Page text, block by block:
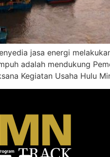
jasa energi
adalah mendukung
Kegiatan Usaha Hulu